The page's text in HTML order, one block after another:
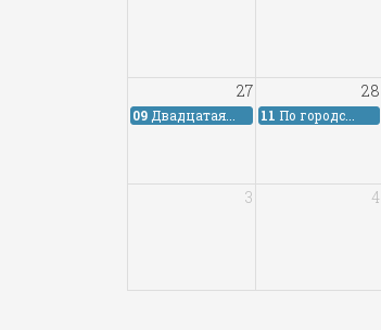
27 28
09 Двадцатая... 11 По городс...
3 4